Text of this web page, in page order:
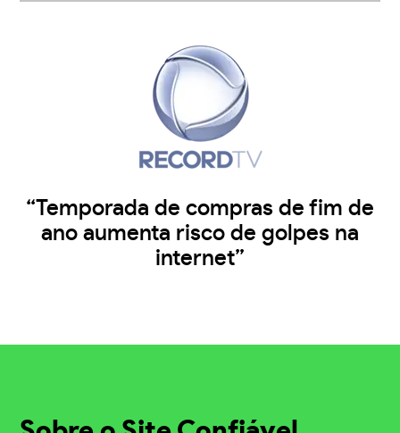
“Temporada de compras de fim de
ano aumenta risco de golpes na
internet”